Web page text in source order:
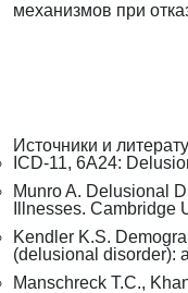
механизмов при
Источники и
ICD-11, 6A24:
Munro A. Delusional
Illnesses. Cambridge
Kendler K.S.
(delusional disorder):
Manschreck T.C.,